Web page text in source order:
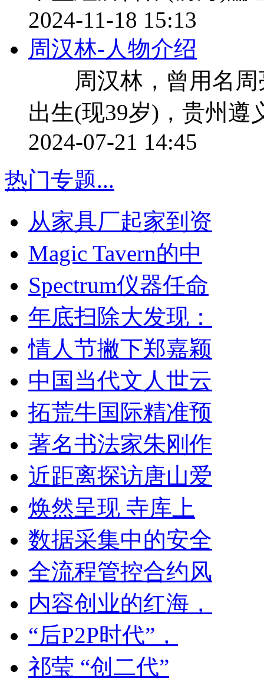
2024-11-18 15:13
周汉林-人物介绍
周汉林，曾用名周
出生(现39岁)，贵州遵
2024-07-21 14:45
热门专题...
从家具厂起家到资
Magic Tavern的中
Spectrum仪器任命
年底扫除大发现：
情人节撇下郑嘉颖
中国当代文人世云
拓荒牛国际精准预
著名书法家朱刚作
近距离探访唐山爱
焕然呈现 寺库上
数据采集中的安全
全流程管控合约风
内容创业的红海，
“后P2P时代”，
祁莹 “创二代”